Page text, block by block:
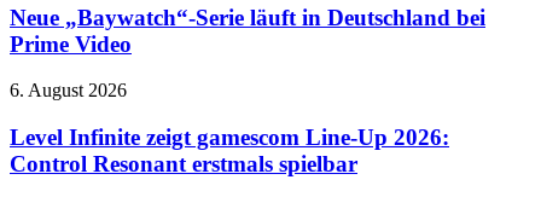
im
September
Serie
läuft
in
bei
Video
Neue „Baywatch“-Serie läuft in Deutschland bei
Prime Video
Level
zeigt
gamescom
Line-
6. August 2026
Level Infinite zeigt gamescom Line-Up 2026:
Control Resonant erstmals spielbar